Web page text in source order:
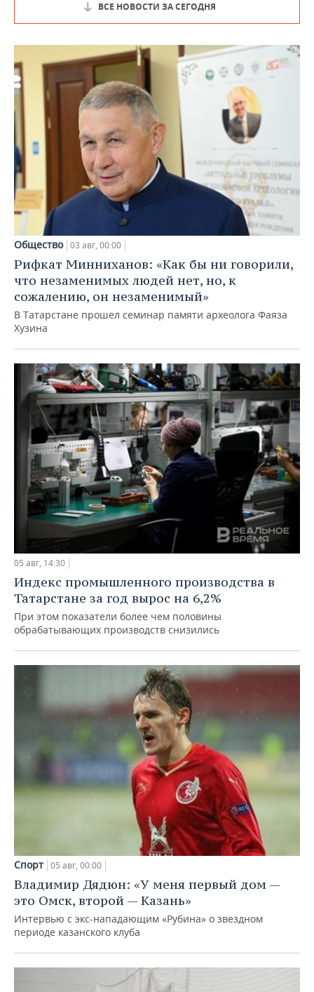
ВСЕ НОВОСТИ ЗА СЕГОДНЯ
Общество 03 авг, 00:00
Рифкат Минниханов: «Как бы ни говорили,
что незаменимых людей нет, но, к
сожалению, он незаменимый»
В Татарстане прошел семинар памяти археолога Фаяза
Хузина
05 авг, 14:30
Индекс промышленного производства в
Татарстане за год вырос на 6,2%
При этом показатели более чем половины
обрабатывающих производств снизились
Спорт 05 авг, 00:00
Владимир Дядюн: «У меня первый дом —
это Омск, второй — Казань»
Интервью с экс-нападающим «Рубина» о звездном
периоде казанского клуба